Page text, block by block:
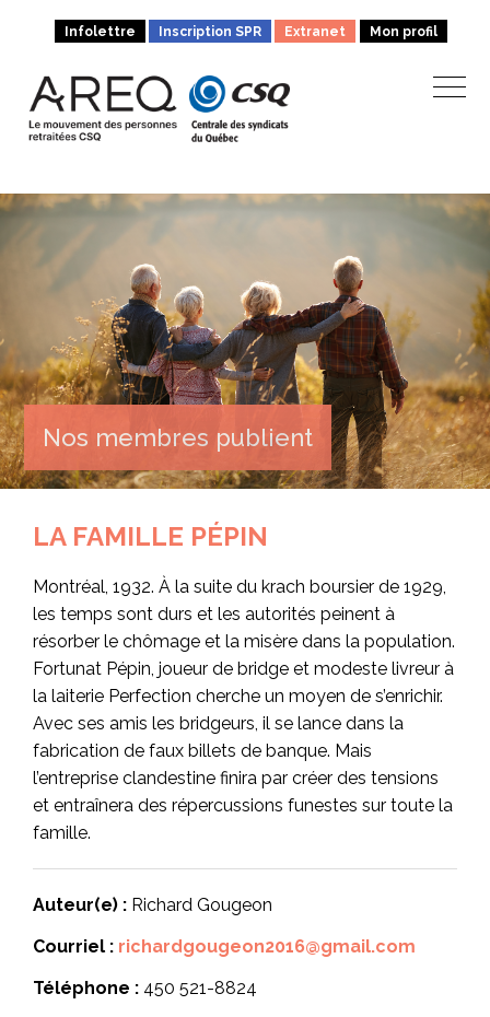
Infolettre Inscription SPR Extranet Mon profil
Nos membres publient
LA FAMILLE PÉPIN
Montréal, 1932. À la suite du krach boursier de 1929,
les temps sont durs et les autorités peinent à
résorber le chômage et la misère dans la population.
Fortunat Pépin, joueur de bridge et modeste livreur à
la laiterie Perfection cherche un moyen de s’enrichir.
Avec ses amis les bridgeurs, il se lance dans la
fabrication de faux billets de banque. Mais
l’entreprise clandestine finira par créer des tensions
et entraînera des répercussions funestes sur toute la
famille.
Auteur(e) : Richard Gougeon
Courriel : richardgougeon2016@gmail.com
Téléphone : 450 521-8824